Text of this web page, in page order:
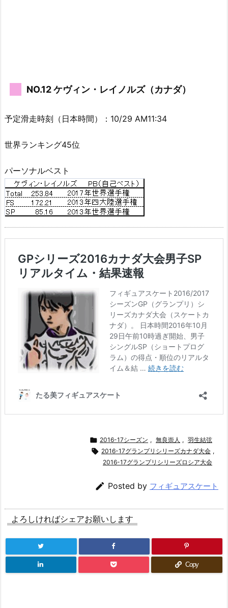
NO.12 ケヴィン・レイノルズ（カナダ）
予定滑走時刻（日本時間）：10/29 AM11:34
世界ランキング45位
パーソナルベスト
 2016-17シーズン , 無良崇人 , 羽生結弦
 2016-17グランプリシリーズカナダ大会 ,
2016-17グランプリシリーズロシア大会
 Posted by フィギュアスケート
よろしければシェアお願いします
Copy